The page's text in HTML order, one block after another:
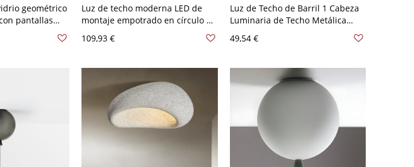
geométrico
pantallas
- 110 A 120 V
Luz de techo moderna LED de
montaje empotrado en círculo de
acrílico - Luminaria elegante con
bombillas SMD - 110 A 120 V
109,93 €
Luz de Techo de Barril 1 Cabeza
Luminaria de Techo Metálica
Simplista para Cocina - Gris 110
A 120 V
49,54 €